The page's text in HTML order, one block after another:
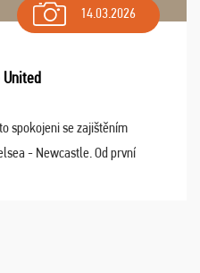
14.03.2026
spokojeni se zajištěním
- Newcastle. Od první